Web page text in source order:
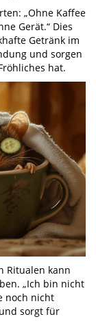
„Ohne Kaffee
Gerät.“ Dies
Getränk im
und sorgen
hat.
Ritualen kann
„Ich bin nicht
noch nicht
sorgt für